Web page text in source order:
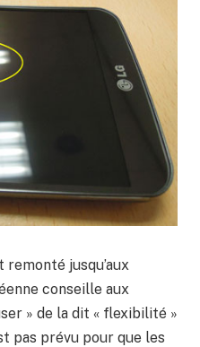
jusqu’aux
conseille aux
» de la dit « flexibilité »
pas prévu pour que les